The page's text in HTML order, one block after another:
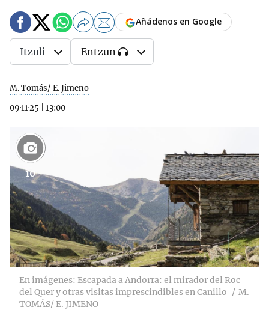
M. Tomás/ E. Jimeno
09·11·25
13:00
Añádenos en Google
Itzuli Entzun
10
En imágenes: Escapada a Andorra: el mirador del Roc
del Quer y otras visitas imprescindibles en Canillo
M.
TOMÁS/ E. JIMENO